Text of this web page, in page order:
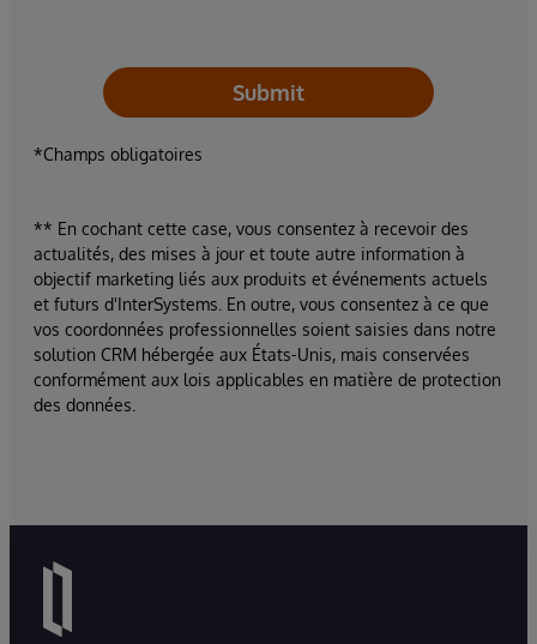
Submit
*Champs obligatoires
** En cochant cette case, vous consentez à recevoir des
actualités, des mises à jour et toute autre information à
objectif marketing liés aux produits et événements actuels
et futurs d'InterSystems. En outre, vous consentez à ce que
vos coordonnées professionnelles soient saisies dans notre
solution CRM hébergée aux États-Unis, mais conservées
conformément aux lois applicables en matière de protection
des données.